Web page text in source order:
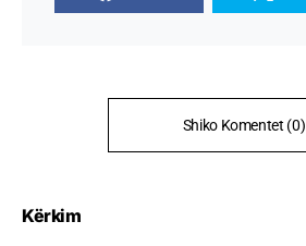
Shiko Komentet (0)
Kërkim